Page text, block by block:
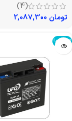
(4)
تومان
تمام شد!